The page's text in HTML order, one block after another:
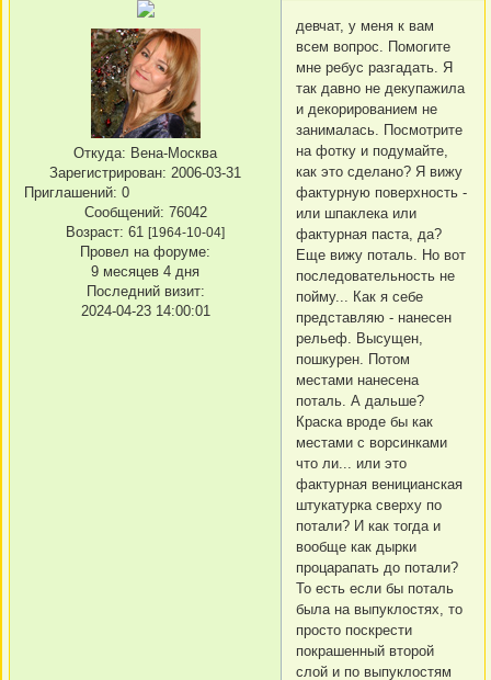
Откуда: Вена-Москва
Зарегистрирован: 2006-03-31
Приглашений: 0
Сообщений: 76042
Возраст: 61 [1964-10-04]
Провел на форуме:
9 месяцев 4 дня
Последний визит:
2024-04-23 14:00:01
девчат, у меня к вам
всем вопрос. Помогите
мне ребус разгадать. Я
так давно не декупажила
и декорированием не
занималась. Посмотрите
на фотку и подумайте,
как это сделано? Я вижу
фактурную поверхность -
или шпаклека или
фактурная паста, да?
Еще вижу поталь. Но вот
последовательность не
пойму... Как я себе
представляю - нанесен
рельеф. Высущен,
пошкурен. Потом
местами нанесена
поталь. А дальше?
Краска вроде бы как
местами с ворсинками
что ли... или это
фактурная веницианская
штукатурка сверху по
потали? И как тогда и
вообще как дырки
процарапать до потали?
То есть если бы поталь
была на выпуклостях, то
просто поскрести
покрашенный второй
слой и по выпуклостям